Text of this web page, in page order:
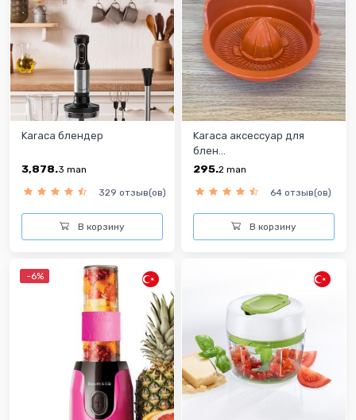
Karaca блендер
3,878.3 man
329 отзыв(ов)
В корзину
Karaca аксессуар для
блен...
295.2 man
64 отзыв(ов)
В корзину
-6%